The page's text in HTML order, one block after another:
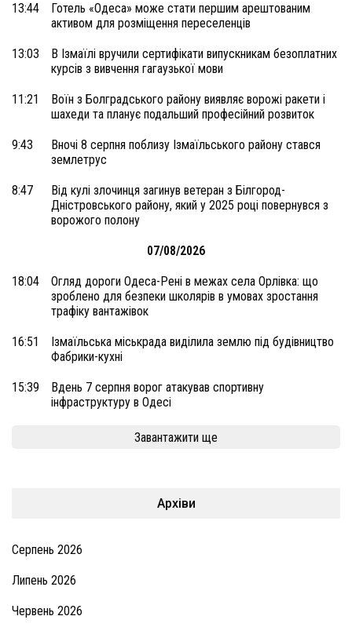
13:44
Готель «Одеса» може стати першим арештованим
активом для розміщення переселенців
13:03
В Ізмаїлі вручили сертифікати випускникам безоплатних
курсів з вивчення гагаузької мови
11:21
Воїн з Болградського району виявляє ворожі ракети і
шахеди та планує подальший професійний розвиток
9:43
Вночі 8 серпня поблизу Ізмаїльського району стався
землетрус
8:47
Від кулі злочинця загинув ветеран з Білгород-
Дністровського району, який у 2025 році повернувся з
ворожого полону
07/08/2026
18:04
Огляд дороги Одеса-Рені в межах села Орлівка: що
зроблено для безпеки школярів в умовах зростання
трафіку вантажівок
16:51
Ізмаїльська міськрада виділила землю під будівництво
Фабрики-кухні
15:39
Вдень 7 серпня ворог атакував спортивну
інфраструктуру в Одесі
Завантажити ще
Архіви
Серпень 2026
Липень 2026
Червень 2026